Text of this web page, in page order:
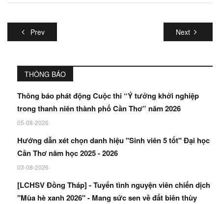
Prev Next
THÔNG BÁO
Thông báo phát động Cuộc thi “Ý tưởng khởi nghiệp
trong thanh niên thành phố Cần Thơ” năm 2026
05-08-2026
Hướng dẫn xét chọn danh hiệu "Sinh viên 5 tốt" Đại học
Cần Thơ năm học 2025 - 2026
03-08-2026
[LCHSV Đồng Tháp] - Tuyển tình nguyện viên chiến dịch
"Mùa hè xanh 2026" - Mang sức sen về đất biên thùy